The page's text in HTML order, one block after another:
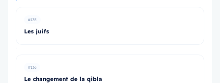
#135
Les juifs
#136
Le changement de la qibla